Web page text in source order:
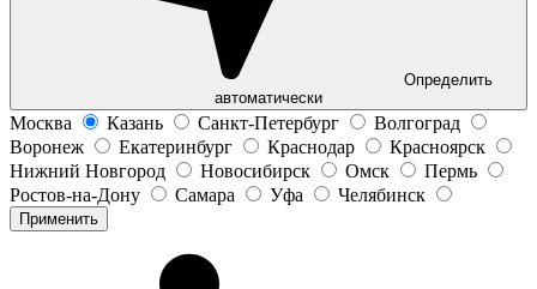
Определить
автоматически
Москва Казань Санкт-Петербург
Волгоград
Воронеж
Екатеринбург Краснодар
Красноярск
Нижний Новгород
Новосибирск Омск
Пермь
Ростов-на-Дону
Самара Уфа Челябинск
Применить